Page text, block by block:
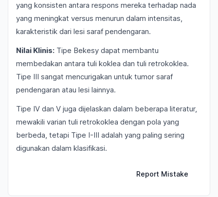
yang konsisten antara respons mereka terhadap nada
yang meningkat versus menurun dalam intensitas,
karakteristik dari lesi saraf pendengaran.
Nilai Klinis: Tipe Bekesy dapat membantu
membedakan antara tuli koklea dan tuli retrokoklea.
Tipe III sangat mencurigakan untuk tumor saraf
pendengaran atau lesi lainnya.
Tipe IV dan V juga dijelaskan dalam beberapa literatur,
mewakili varian tuli retrokoklea dengan pola yang
berbeda, tetapi Tipe I-III adalah yang paling sering
digunakan dalam klasifikasi.
Report Mistake